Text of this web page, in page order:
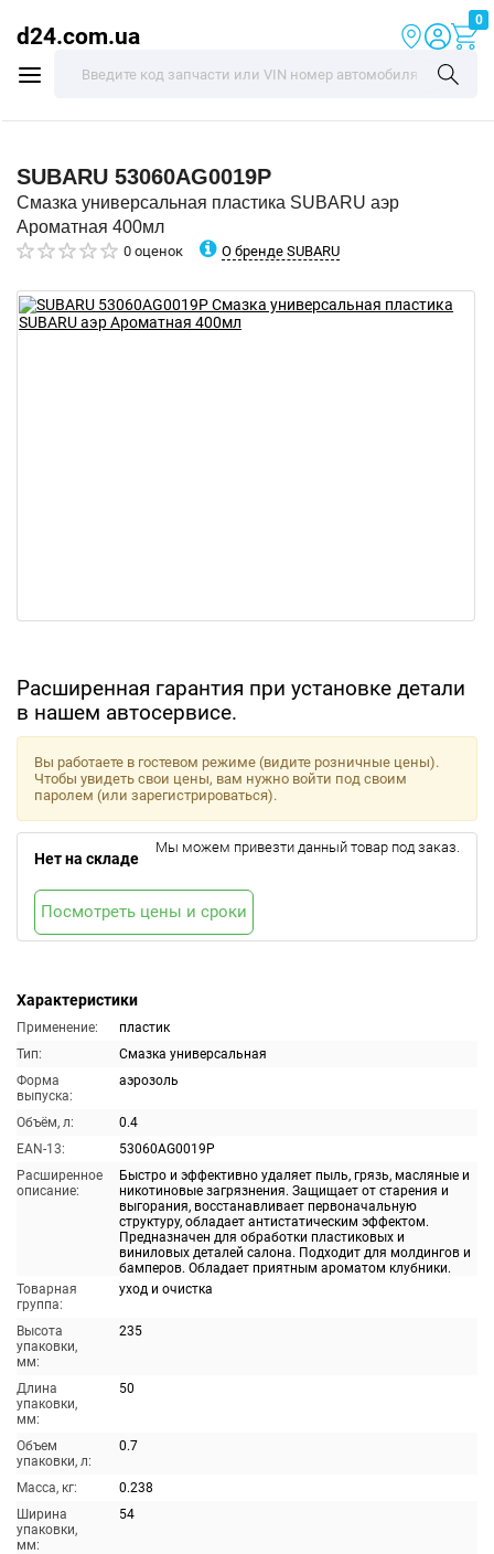
d24.com.ua
0
SUBARU 53060AG0019P
Смазка универсальная пластика SUBARU аэр
Ароматная 400мл
0 оценок О бренде SUBARU
Расширенная гарантия при установке детали
в нашем автосервисе.
Характеристики
Применение:
пластик
Тип:
Смазка универсальная
Форма
выпуска:
аэрозоль
Объём, л:
0.4
EAN-13:
53060AG0019P
Расширенное
описание:
Быстро и эффективно удаляет пыль, грязь, масляные и
никотиновые загрязнения. Защищает от старения и
выгорания, восстанавливает первоначальную
структуру, обладает антистатическим эффектом.
Предназначен для обработки пластиковых и
виниловых деталей салона. Подходит для молдингов и
бамперов. Обладает приятным ароматом клубники.
Товарная
группа:
уход и очистка
Высота
упаковки,
мм:
235
Длина
упаковки,
мм:
50
Объем
упаковки, л:
0.7
Масса, кг:
0.238
Ширина
упаковки,
мм:
54
Вы работаете в гостевом режиме (видите розничные цены).
Чтобы увидеть свои цены, вам нужно войти под своим
паролем (или зарегистрироваться).
Нет на складе
Мы можем привезти данный товар под заказ.
Посмотреть цены и сроки